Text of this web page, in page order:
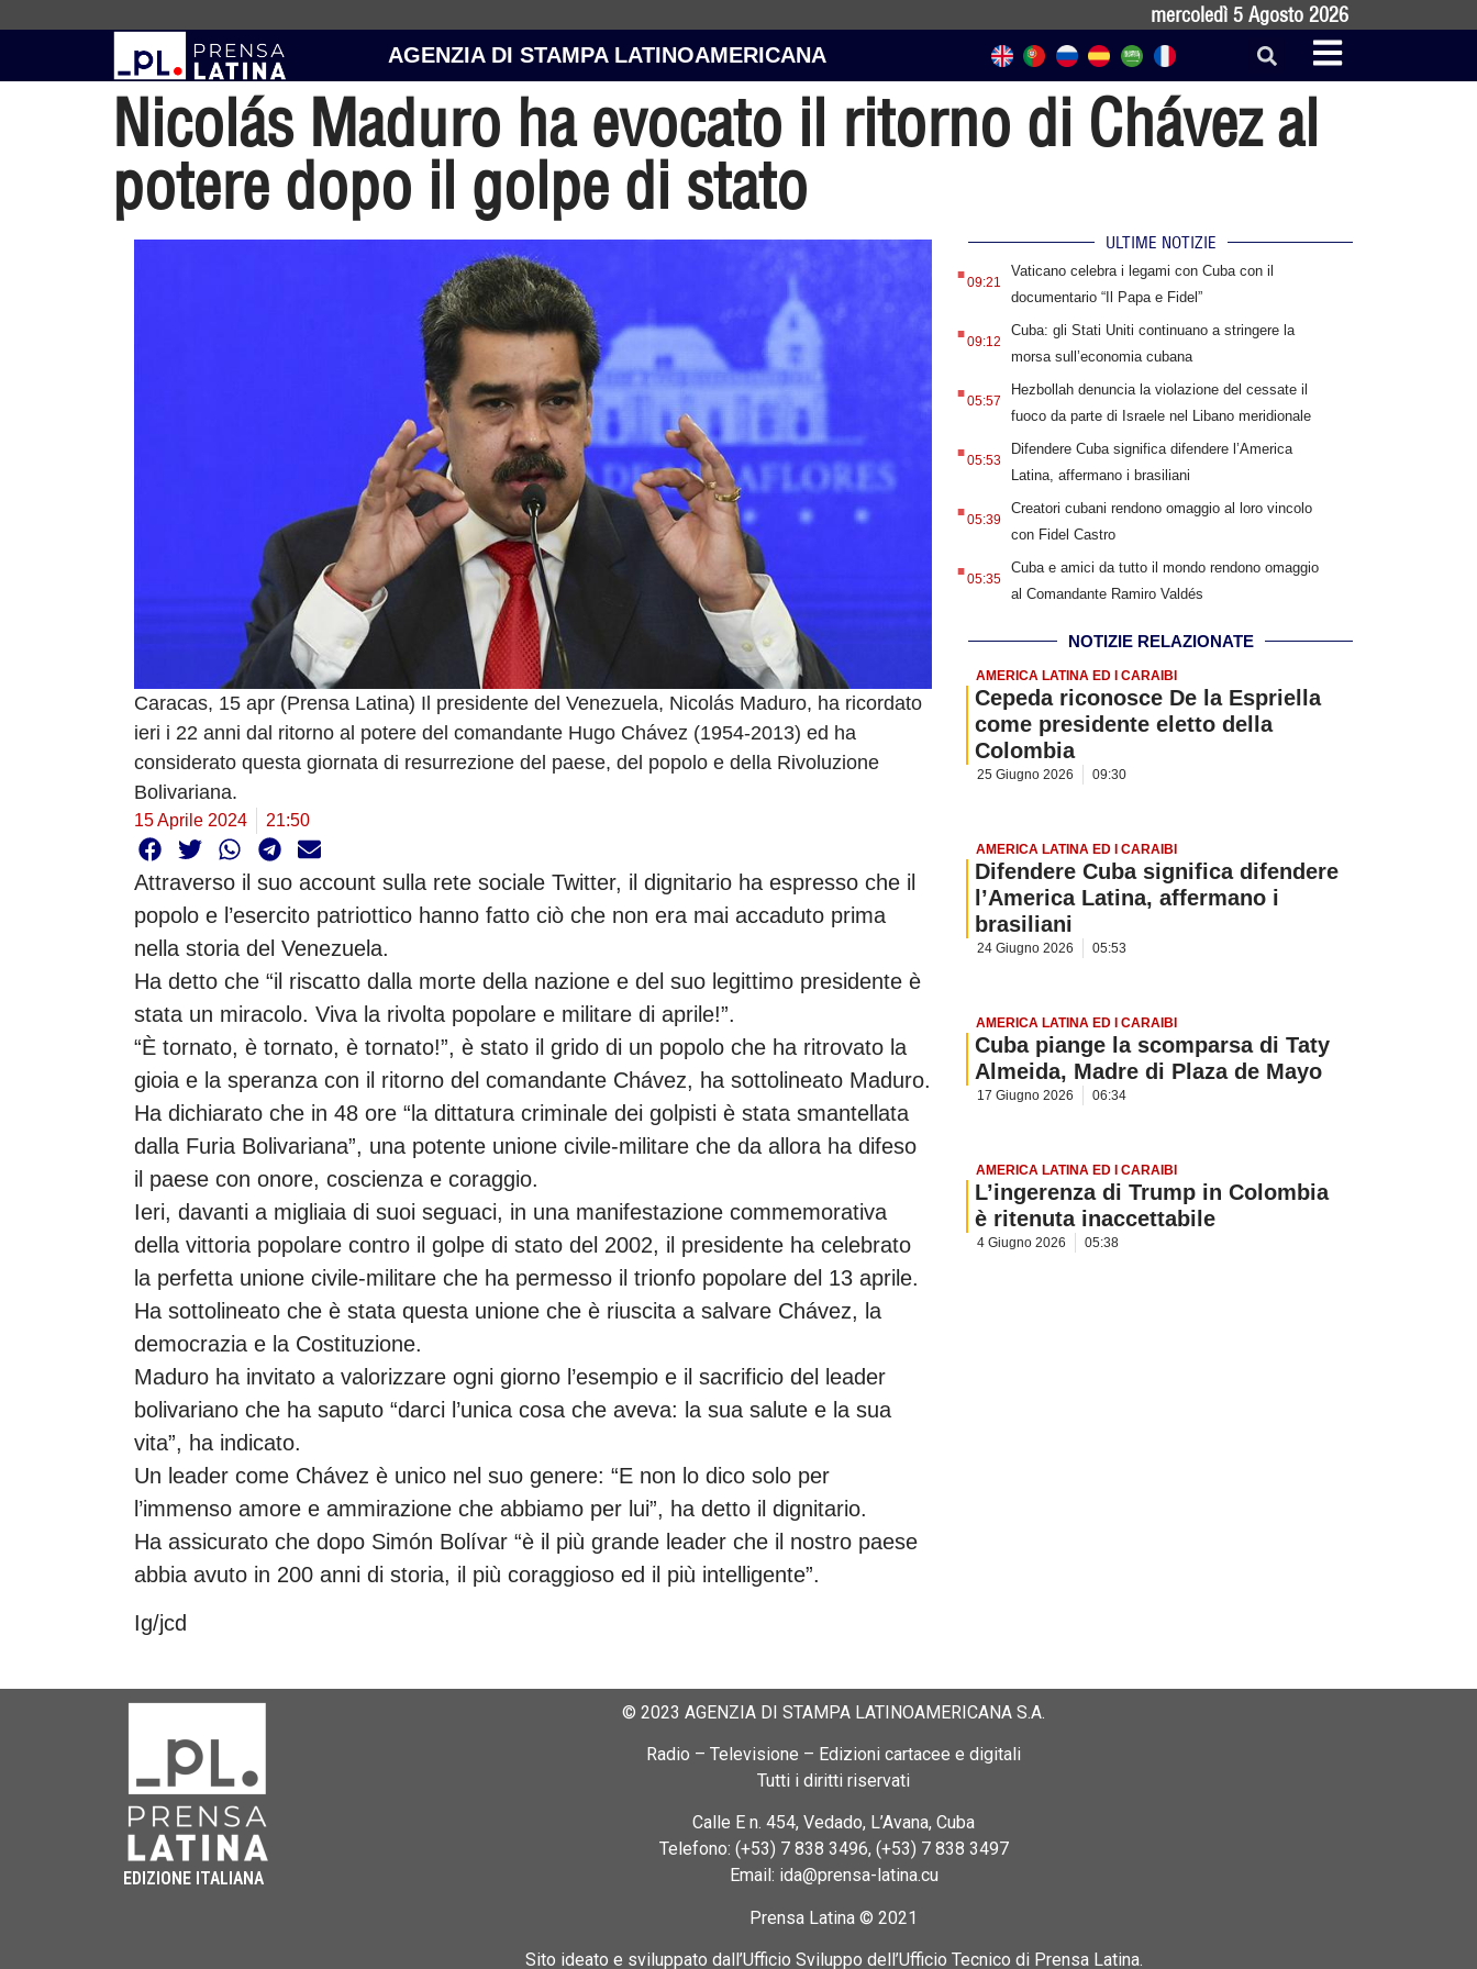
mercoledì 5 Agosto 2026
AGENZIA DI STAMPA LATINOAMERICANA
Nicolás Maduro ha evocato il ritorno di Chávez al
potere dopo il golpe di stato
Caracas, 15 apr (Prensa Latina) Il presidente del Venezuela, Nicolás Maduro, ha ricordato
ieri i 22 anni dal ritorno al potere del comandante Hugo Chávez (1954-2013) ed ha
considerato questa giornata di resurrezione del paese, del popolo e della Rivoluzione
Bolivariana.
15 Aprile 2024 21:50
Attraverso il suo account sulla rete sociale Twitter, il dignitario ha espresso che il
popolo e l’esercito patriottico hanno fatto ciò che non era mai accaduto prima
nella storia del Venezuela.
Ha detto che “il riscatto dalla morte della nazione e del suo legittimo presidente è
stata un miracolo. Viva la rivolta popolare e militare di aprile!”.
“È tornato, è tornato, è tornato!”, è stato il grido di un popolo che ha ritrovato la
gioia e la speranza con il ritorno del comandante Chávez, ha sottolineato Maduro.
Ha dichiarato che in 48 ore “la dittatura criminale dei golpisti è stata smantellata
dalla Furia Bolivariana”, una potente unione civile-militare che da allora ha difeso
il paese con onore, coscienza e coraggio.
Ieri, davanti a migliaia di suoi seguaci, in una manifestazione commemorativa
della vittoria popolare contro il golpe di stato del 2002, il presidente ha celebrato
la perfetta unione civile-militare che ha permesso il trionfo popolare del 13 aprile.
Ha sottolineato che è stata questa unione che è riuscita a salvare Chávez, la
democrazia e la Costituzione.
Maduro ha invitato a valorizzare ogni giorno l’esempio e il sacrificio del leader
bolivariano che ha saputo “darci l’unica cosa che aveva: la sua salute e la sua
vita”, ha indicato.
Un leader come Chávez è unico nel suo genere: “E non lo dico solo per
l’immenso amore e ammirazione che abbiamo per lui”, ha detto il dignitario.
Ha assicurato che dopo Simón Bolívar “è il più grande leader che il nostro paese
abbia avuto in 200 anni di storia, il più coraggioso ed il più intelligente”.
Ig/jcd
ULTIME NOTIZIE
.09:21
Vaticano celebra i legami con Cuba con il
documentario “Il Papa e Fidel”
.09:12
Cuba: gli Stati Uniti continuano a stringere la
morsa sull’economia cubana
.05:57
Hezbollah denuncia la violazione del cessate il
fuoco da parte di Israele nel Libano meridionale
.05:53
Difendere Cuba significa difendere l’America
Latina, affermano i brasiliani
.05:39
Creatori cubani rendono omaggio al loro vincolo
con Fidel Castro
.05:35
Cuba e amici da tutto il mondo rendono omaggio
al Comandante Ramiro Valdés
NOTIZIE RELAZIONATE
AMERICA LATINA ED I CARAIBI
Cepeda riconosce De la Espriella
come presidente eletto della
Colombia
25 Giugno 2026 09:30
AMERICA LATINA ED I CARAIBI
Difendere Cuba significa difendere
l’America Latina, affermano i
brasiliani
24 Giugno 2026 05:53
AMERICA LATINA ED I CARAIBI
Cuba piange la scomparsa di Taty
Almeida, Madre di Plaza de Mayo
17 Giugno 2026 06:34
AMERICA LATINA ED I CARAIBI
L’ingerenza di Trump in Colombia
è ritenuta inaccettabile
4 Giugno 2026 05:38
EDIZIONE ITALIANA
© 2023 AGENZIA DI STAMPA LATINOAMERICANA S.A.
Radio – Televisione – Edizioni cartacee e digitali
Tutti i diritti riservati
Calle E n. 454, Vedado, L’Avana, Cuba
Telefono: (+53) 7 838 3496, (+53) 7 838 3497
Email: ida@prensa-latina.cu
Prensa Latina © 2021
Sito ideato e sviluppato dall’Ufficio Sviluppo dell’Ufficio Tecnico di Prensa Latina.